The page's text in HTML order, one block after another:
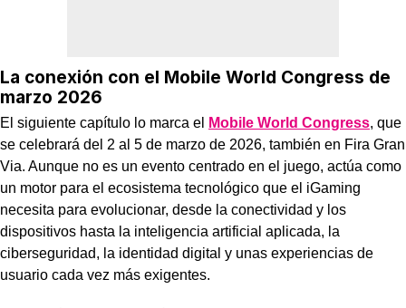
La conexión con el Mobile World Congress de
marzo 2026
El siguiente capítulo lo marca el Mobile World Congress, que
se celebrará del 2 al 5 de marzo de 2026, también en Fira Gran
Via. Aunque no es un evento centrado en el juego, actúa como
un motor para el ecosistema tecnológico que el iGaming
necesita para evolucionar, desde la conectividad y los
dispositivos hasta la inteligencia artificial aplicada, la
ciberseguridad, la identidad digital y unas experiencias de
usuario cada vez más exigentes.